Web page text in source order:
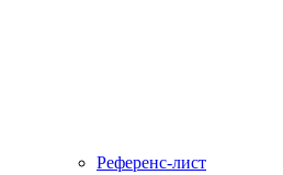
Референс-лист